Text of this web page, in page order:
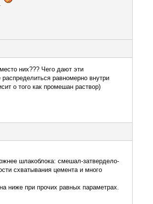
них??? Чего дают эти
равномерно внутри
о того как промешан раствор)
шлакоблока: смешал-затвердело-
схватывания цемента и много
ниже при прочих равных параметрах.